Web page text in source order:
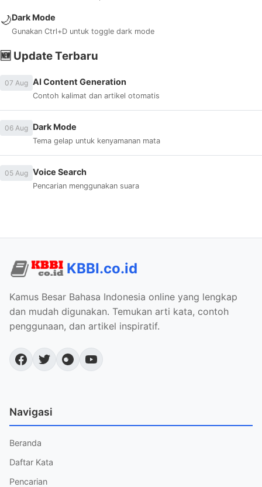
🌙Dark Mode
Gunakan Ctrl+D untuk toggle dark mode
🆕 Update Terbaru
07 Aug AI Content Generation
Contoh kalimat dan artikel otomatis
06 Aug Dark Mode
Tema gelap untuk kenyamanan mata
05 Aug Voice Search
Pencarian menggunakan suara
KBBI.co.id
Kamus Besar Bahasa Indonesia online yang lengkap
dan mudah digunakan. Temukan arti kata, contoh
penggunaan, dan artikel inspiratif.
Navigasi
Beranda
Daftar Kata
Pencarian